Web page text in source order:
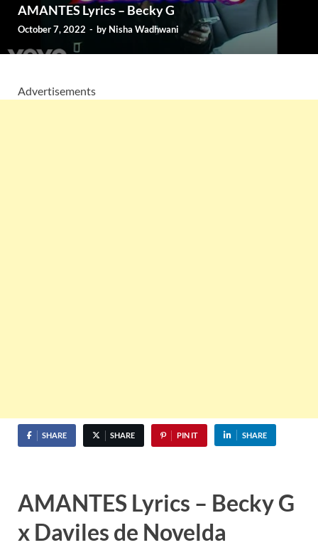
AMANTES Lyrics – Becky G
October 7, 2022 - by Nisha Wadhwani
Advertisements
SHARE SHARE PIN IT SHARE
AMANTES Lyrics – Becky G
x Daviles de Novelda